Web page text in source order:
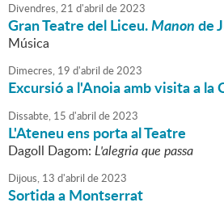
Divendres,21 d'abril de2023
Gran Teatre del Liceu.Manonde
Música
Dimecres, 19 d'abril de2023
Excursió a l'Anoia amb visita a la
Dissabte, 15 d'abril de2023
L'Ateneu ens porta al Teatre
Dagoll Dagom: L'alegria que passa
Dijous, 13 d'abril de2023
Sortida a Montserrat